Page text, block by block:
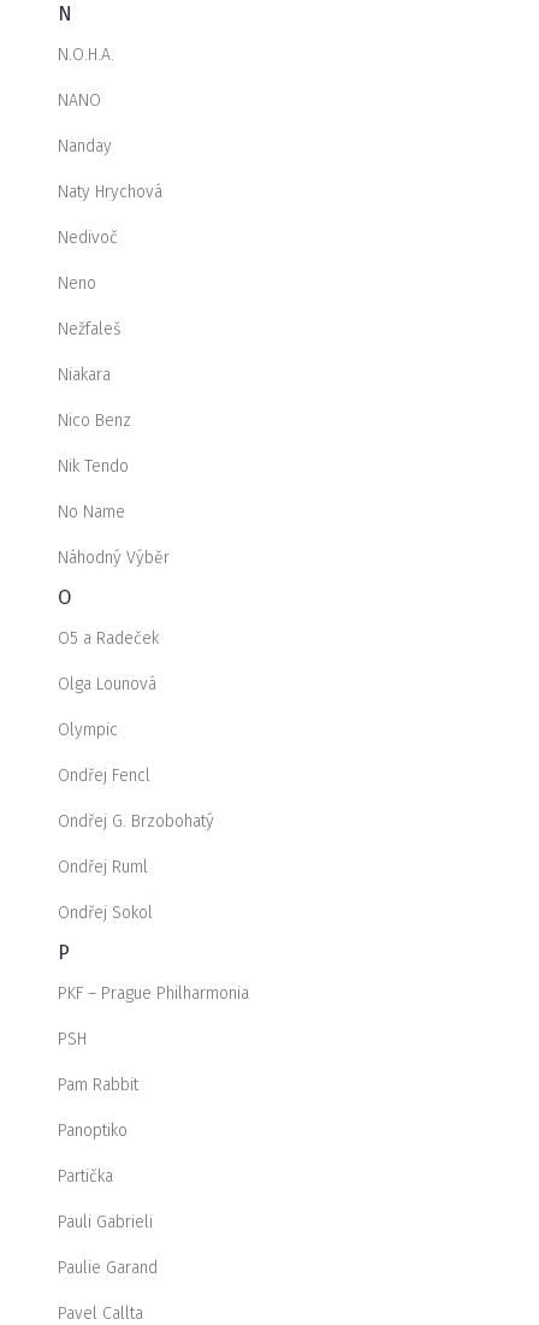
N
N.O.H.A.
NANO
Nanday
Naty Hrychová
Nedivoč
Neno
Nežfaleš
Niakara
Nico Benz
Nik Tendo
No Name
Náhodný Výběr
O
O5 a Radeček
Olga Lounová
Olympic
Ondřej Fencl
Ondřej G. Brzobohatý
Ondřej Ruml
Ondřej Sokol
P
PKF – Prague Philharmonia
PSH
Pam Rabbit
Panoptiko
Partička
Pauli Gabrieli
Paulie Garand
Pavel Callta